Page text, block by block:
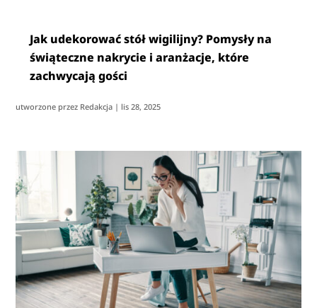
Jak udekorować stół wigilijny? Pomysły na
świąteczne nakrycie i aranżacje, które
zachwycają gości
utworzone przez Redakcja | lis 28, 2025